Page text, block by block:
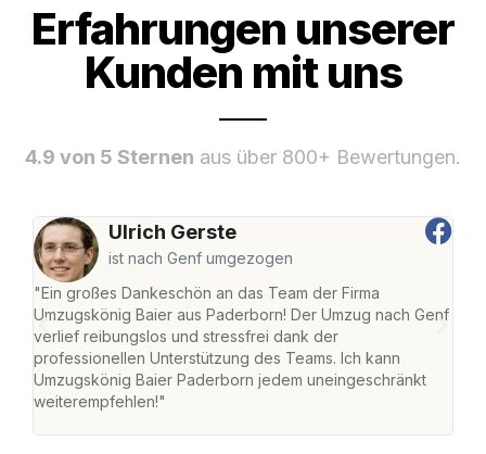
Erfahrungen unserer
Kunden mit uns
4.9 von 5 Sternen aus über 800+ Bewertungen.
Ulrich Gerste
ist nach Genf umgezogen
"Ein großes Dankeschön an das Team der Firma
Umzugskönig Baier aus Paderborn! Der Umzug nach Genf
verlief reibungslos und stressfrei dank der
professionellen Unterstützung des Teams. Ich kann
Umzugskönig Baier Paderborn jedem uneingeschränkt
weiterempfehlen!"